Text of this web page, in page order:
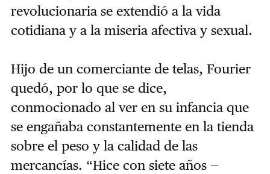
revolucionaria se extendió a la vida
cotidiana y a la miseria afectiva y sexual.
Hijo de un comerciante de telas, Fourier
quedó, por lo que se dice,
conmocionado al ver en su infancia que
se engañaba constantemente en la tienda
sobre el peso y la calidad de las
mercancías. “Hice con siete años —